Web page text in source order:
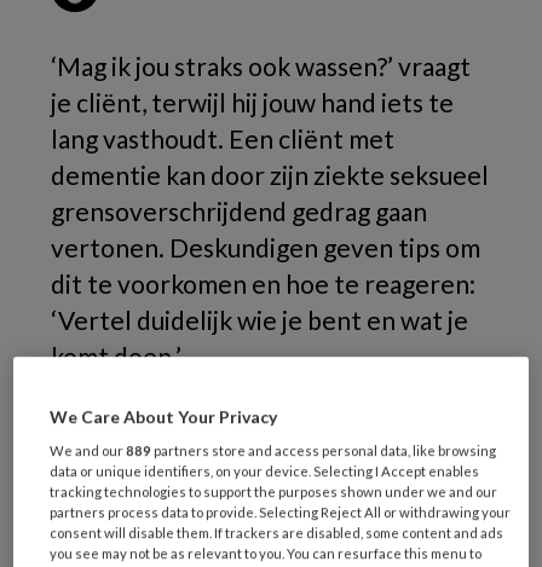
‘Mag ik jou straks ook wassen?’ vraagt
je cliënt, terwijl hij jouw hand iets te
lang vasthoudt. Een cliënt met
dementie kan door zijn ziekte seksueel
grensoverschrijdend gedrag gaan
vertonen. Deskundigen geven tips om
dit te voorkomen en hoe te reageren:
‘Vertel duidelijk wie je bent en wat je
komt doen.’
Cliënten met dementie vertonen soms
(onbedoeld)
PREMIUM
We Care About Your Privacy
We and our889 partners store and access personal data, like browsing
data or unique identifiers, on your device. Selecting I Accept enables
tracking technologies to support the purposes shown under we and our
partners process data to provide. Selecting Reject All or withdrawing your
consent will disable them. If trackers are disabled, some content and ads
you see may not be as relevant to you. You can resurface this menu to